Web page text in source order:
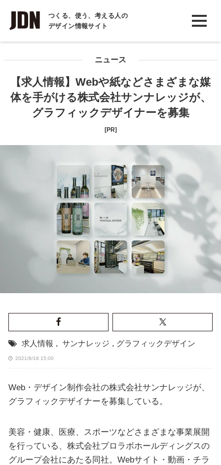
つくる、使う、考える人の
デザイン情報サイト
INTERVIEW
インタビュー
COLUMN
コラム
ニュース
【求人情報】Webや紙などさまざまな媒
体を手がける株式会社サンナレッジが、
グラフィックデザイナーを募集
[PR]
求人情報 , サンナレッジ , グラフィックデザイン
2021/8/18 15:00
Web・デザイン制作会社の株式会社サンナレッジが、
グラフィックデザイナーを募集している。
美容・健康、医療、スポーツなどさまざまな事業展開
を行っている、株式会社プロラボホールディングスの
グループ会社にあたる同社。Webサイト・動画・チラ